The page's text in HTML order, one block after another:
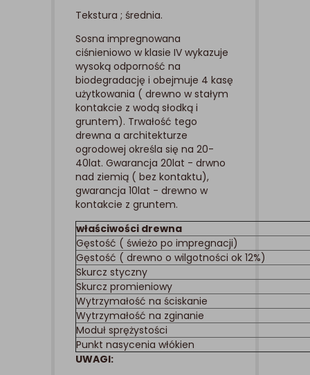
Tekstura ; średnia.
Sosna impregnowana
ciśnieniowo w klasie IV wykazuje
wysoką odporność na
biodegradację i obejmuje 4 kasę
użytkowania ( drewno w stałym
kontakcie z wodą słodką i
gruntem). Trwałość tego
drewna a architekturze
ogrodowej określa się na 20-
40lat. Gwarancja 20lat - drwno
nad ziemią ( bez kontaktu),
gwarancja 10lat - drewno w
kontakcie z gruntem.
właściwości drewna
Gęstość ( świeżo po impregnacji)
Gęstość ( drewno o wilgotności ok 12%)
Skurcz styczny
Skurcz promieniowy
Wytrzymałość na ściskanie
Wytrzymałość na zginanie
Moduł sprężystości
Punkt nasycenia włókien
UWAGI: